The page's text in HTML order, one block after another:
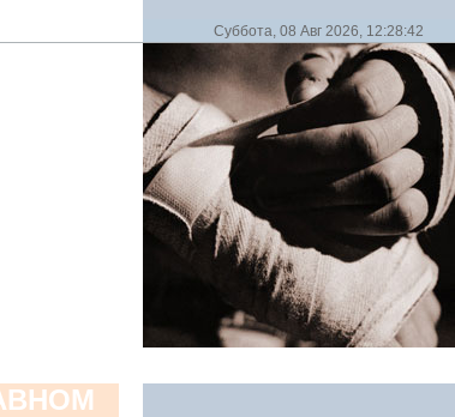
Суббота, 08 Авг 2026, 12:28:42